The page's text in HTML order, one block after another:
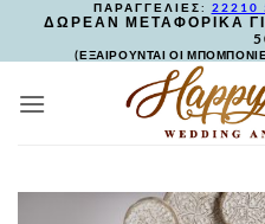
ΠΑΡΑΓΓΕΛΙΕΣ: 22210
ΔΩΡΕΑΝ ΜΕΤΑΦΟΡΙΚΑ
(ΕΞΑΙΡΟΥΝΤΑΙ ΟΙ